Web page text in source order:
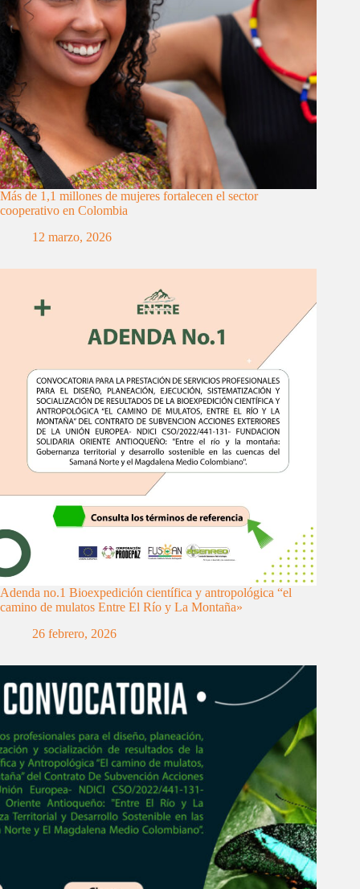
Más de 1,1 millones de mujeres fortalecen el sector
cooperativo en Colombia
12 marzo, 2026
Adenda no.1 Bioexpedición científica y antropológica “el
camino de mulatos Entre El Río y La Montaña»
26 febrero, 2026